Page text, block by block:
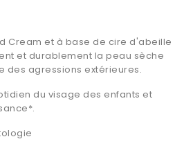
Cream et à base de cire d'abeille
et durablement la peau sèche
des agressions extérieures.
du visage des enfants et